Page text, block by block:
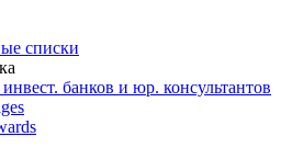
списки
банков и юр. консультантов